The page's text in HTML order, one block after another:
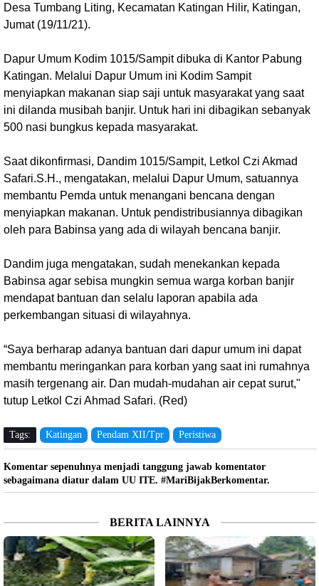
Desa Tumbang Liting, Kecamatan Katingan Hilir, Katingan,
Jumat (19/11/21).
Dapur Umum Kodim 1015/Sampit dibuka di Kantor Pabung
Katingan. Melalui Dapur Umum ini Kodim Sampit
menyiapkan makanan siap saji untuk masyarakat yang saat
ini dilanda musibah banjir. Untuk hari ini dibagikan sebanyak
500 nasi bungkus kepada masyarakat.
Saat dikonfirmasi, Dandim 1015/Sampit, Letkol Czi Akmad
Safari.S.H., mengatakan, melalui Dapur Umum, satuannya
membantu Pemda untuk menangani bencana dengan
menyiapkan makanan. Untuk pendistribusiannya dibagikan
oleh para Babinsa yang ada di wilayah bencana banjir.
Dandim juga mengatakan, sudah menekankan kepada
Babinsa agar sebisa mungkin semua warga korban banjir
mendapat bantuan dan selalu laporan apabila ada
perkembangan situasi di wilayahnya.
“Saya berharap adanya bantuan dari dapur umum ini dapat
membantu meringankan para korban yang saat ini rumahnya
masih tergenang air. Dan mudah-mudahan air cepat surut,"
tutup Letkol Czi Ahmad Safari. (Red)
Tags: Katingan Pendam XII/Tpr Peristiwa
Komentar sepenuhnya menjadi tanggung jawab komentator
sebagaimana diatur dalam UU ITE. #MariBijakBerkomentar.
BERITA LAINNYA